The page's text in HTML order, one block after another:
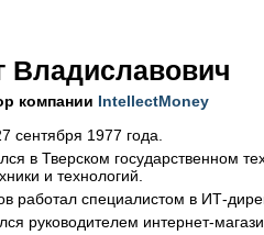
Владиславович
компании IntellectMoney
сентября 1977 года.
в Тверском государственном
и технологий.
работал специалистом в ИТ-
руководителем интернет-